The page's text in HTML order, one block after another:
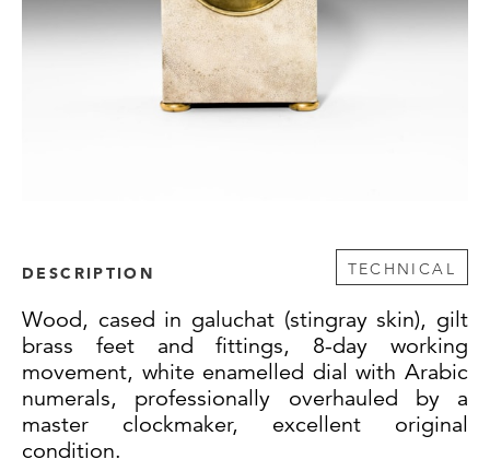
DESCRIPTION TECHNICAL
Wood, cased in galuchat (stingray skin), gilt
brass feet and fittings, 8-day working
movement, white enamelled dial with Arabic
numerals, professionally overhauled by a
master clockmaker, excellent original
condition.